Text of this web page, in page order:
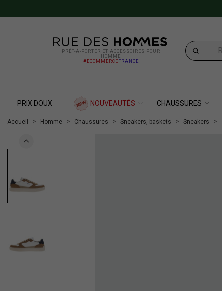
PRÊT-À-PORTER ET ACCESSOIRES POUR
HOMME
#ECOMMERCE FRANCE
PRIX DOUX NOUVEAUTÉS CHAUSSURES
Accueil Homme Chaussures Sneakers, baskets Sneakers